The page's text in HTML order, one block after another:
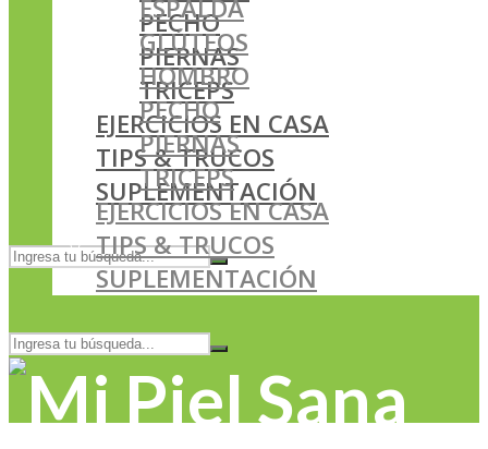
PECHO
PIERNAS
TRICEPS
EJERCICIOS EN CASA
TIPS & TRUCOS
SUPLEMENTACIÓN
ESPALDA
GLÚTEOS
HOMBRO
PECHO
PIERNAS
TRICEPS
EJERCICIOS EN CASA
TIPS & TRUCOS
SUPLEMENTACIÓN